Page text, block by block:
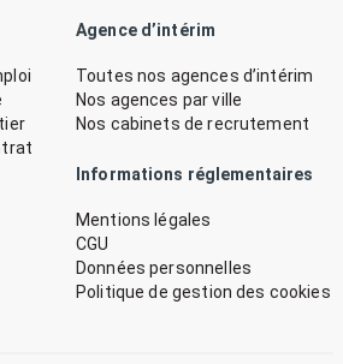
Agence d’intérim
Toutes nos agences d’intérim
Nos agences par ville
Nos cabinets de recrutement
Informations réglementaires
Mentions légales
CGU
Données personnelles
Politique de gestion des cookies